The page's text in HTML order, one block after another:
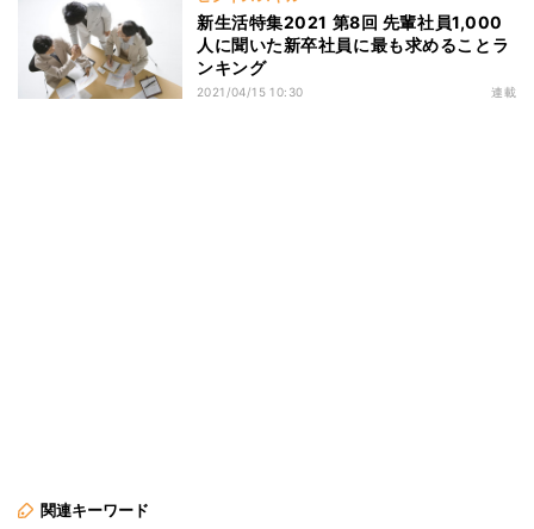
新生活特集2021 第8回 先輩社員1,000
人に聞いた新卒社員に最も求めることラ
ンキング
2021/04/15 10:30 連載
関連キーワード